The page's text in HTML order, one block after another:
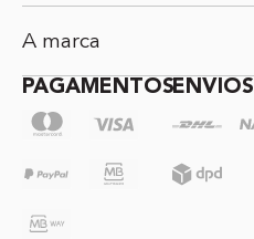
A marca
PAGAMENTOSENVIOS